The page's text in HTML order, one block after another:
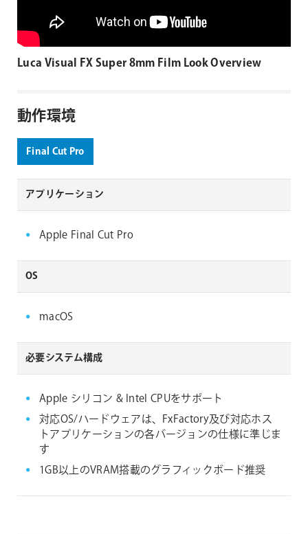
Luca Visual FX Super 8mm Film Look Overview
動作環境
Final Cut Pro
アプリケーション
Apple Final Cut Pro
OS
macOS
必要システム構成
Apple シリコン & Intel CPUをサポート
対応OS/ハードウェアは、FxFactory及び対応ホス
トアプリケーションの各バージョンの仕様に準じま
す
1GB以上のVRAM搭載のグラフィックボード推奨